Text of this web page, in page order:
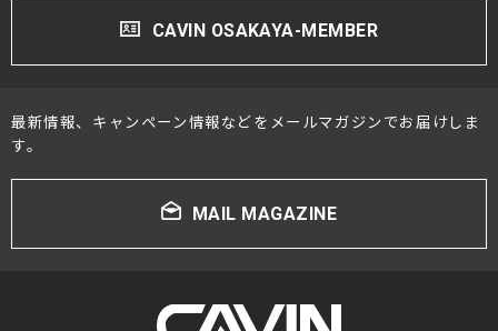
CAVIN OSAKAYA-MEMBER
最新情報、キャンペーン情報などをメールマガジンでお届けしま
す。
MAIL MAGAZINE